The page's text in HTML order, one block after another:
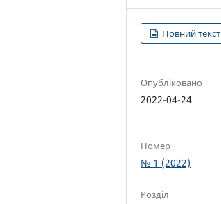
Повний текст
Опубліковано
2022-04-24
Номер
№ 1 (2022)
Розділ